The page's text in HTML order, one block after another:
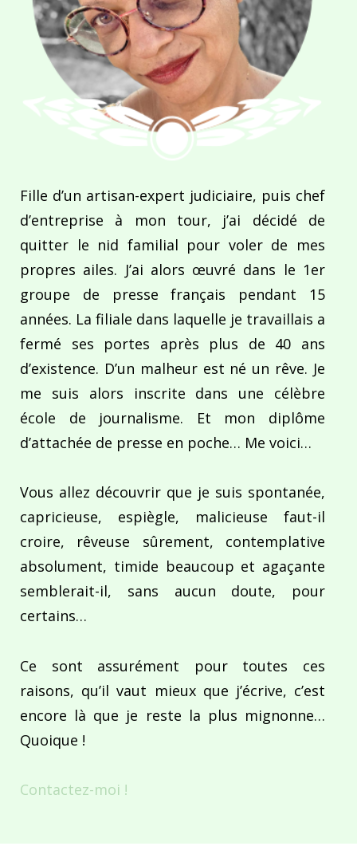
Fille d’un artisan-expert judiciaire, puis chef
d’entreprise à mon tour, j’ai décidé de
quitter le nid familial pour voler de mes
propres ailes. J’ai alors œuvré dans le 1er
groupe de presse français pendant 15
années. La filiale dans laquelle je travaillais a
fermé ses portes après plus de 40 ans
d’existence. D’un malheur est né un rêve. Je
me suis alors inscrite dans une célèbre
école de journalisme. Et mon diplôme
d’attachée de presse en poche… Me voici…
Vous allez découvrir que je suis spontanée,
capricieuse, espiègle, malicieuse faut-il
croire, rêveuse sûrement, contemplative
absolument, timide beaucoup et agaçante
semblerait-il, sans aucun doute, pour
certains…
Ce sont assurément pour toutes ces
raisons, qu’il vaut mieux que j’écrive, c’est
encore là que je reste la plus mignonne…
Quoique !
Contactez-moi !